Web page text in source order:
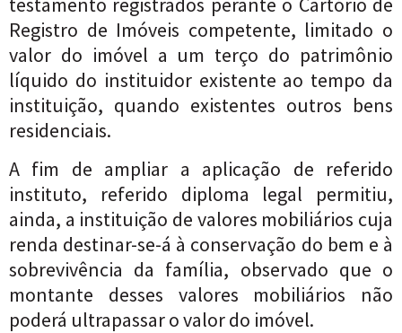
Registro de Imóveis competente, limitado o
valor do imóvel a um terço do patrimônio
líquido do instituidor existente ao tempo da
instituição, quando existentes outros bens
residenciais.
A fim de ampliar a aplicação de referido
instituto, referido diploma legal permitiu,
ainda, a instituição de valores mobiliários cuja
renda destinar-se-á à conservação do bem e à
sobrevivência da família, observado que o
montante desses valores mobiliários não
poderá ultrapassar o valor do imóvel.